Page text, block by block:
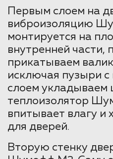
Первым слоем на
виброизоляцию
монтируется на
внутренней части,
прикатываем
исключая пузыри
слоем укладываем
теплоизолятор
впитывает влагу и
для дверей.
Вторую стенку